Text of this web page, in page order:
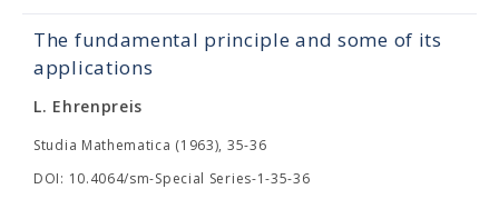
The fundamental principle and some of its
applications
L. Ehrenpreis
Studia Mathematica (1963), 35-36
DOI: 10.4064/sm-Special Series-1-35-36